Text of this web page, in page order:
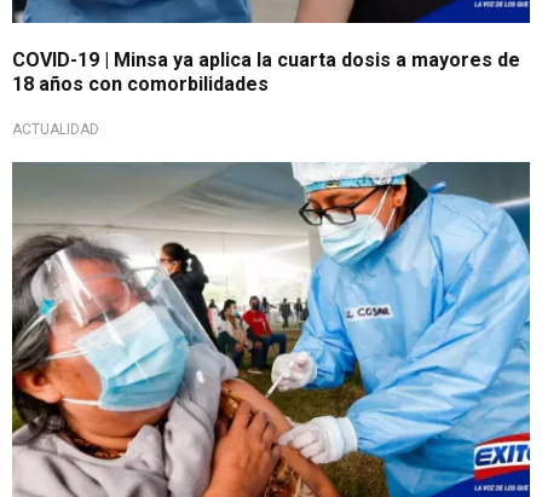
COVID-19 | Minsa ya aplica la cuarta dosis a mayores de
18 años con comorbilidades
ACTUALIDAD